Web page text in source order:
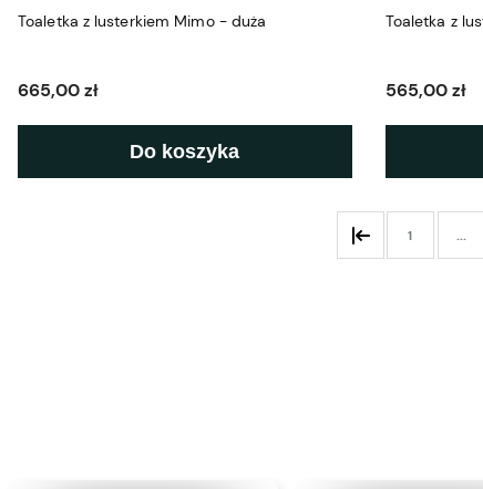
Toaletka z lusterkiem Mimo - duża
665,00 zł
Do koszyka
Toaletka z
565,00 zł
1 ...